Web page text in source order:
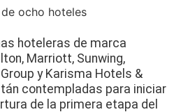
ocho hoteles
hoteleras de marca
Marriott, Sunwing,
y Karisma Hotels &
contempladas para iniciar
de la primera etapa del